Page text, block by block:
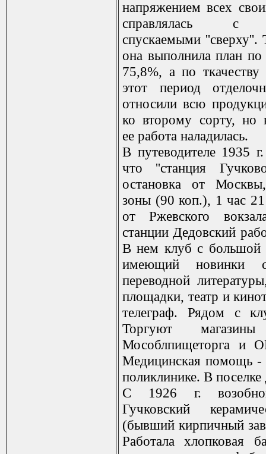
напряжением всех
справлялась с
спускаемыми ''сверху''.
она выполнила план
75,8%, а по
этот период
относили всю
ко второму сорту, но
ее работа наладилась.
В путеводителе 1935
что ''станция
остановка от
зоны (90 коп.), 1 час
от Ржевского
станции Дедовский
В нем клуб с большой
имеющий новинки
переводной
площадки, театр и
телеграф. Рядом с
Торгуют
Мособлпищеторга и
Медицинская помощь -
поликлинике. В поселке
С 1926 г.
Гучковский
(бывший кирпичный
Работала хлопковая